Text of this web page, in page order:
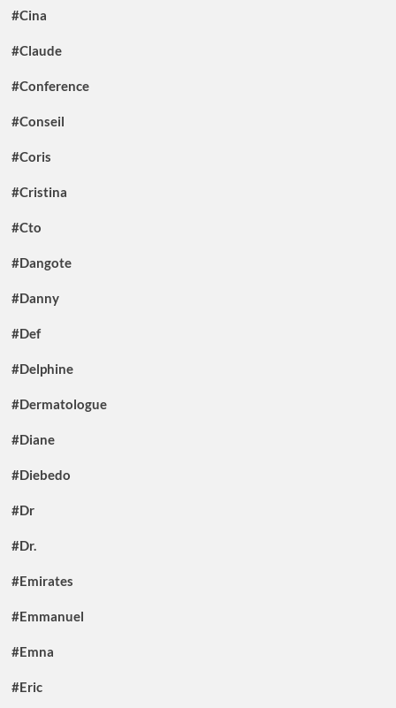
#Cina
#Claude
#Conference
#Conseil
#Coris
#Cristina
#Cto
#Dangote
#Danny
#Def
#Delphine
#Dermatologue
#Diane
#Diebedo
#Dr
#Dr.
#Emirates
#Emmanuel
#Emna
#Eric